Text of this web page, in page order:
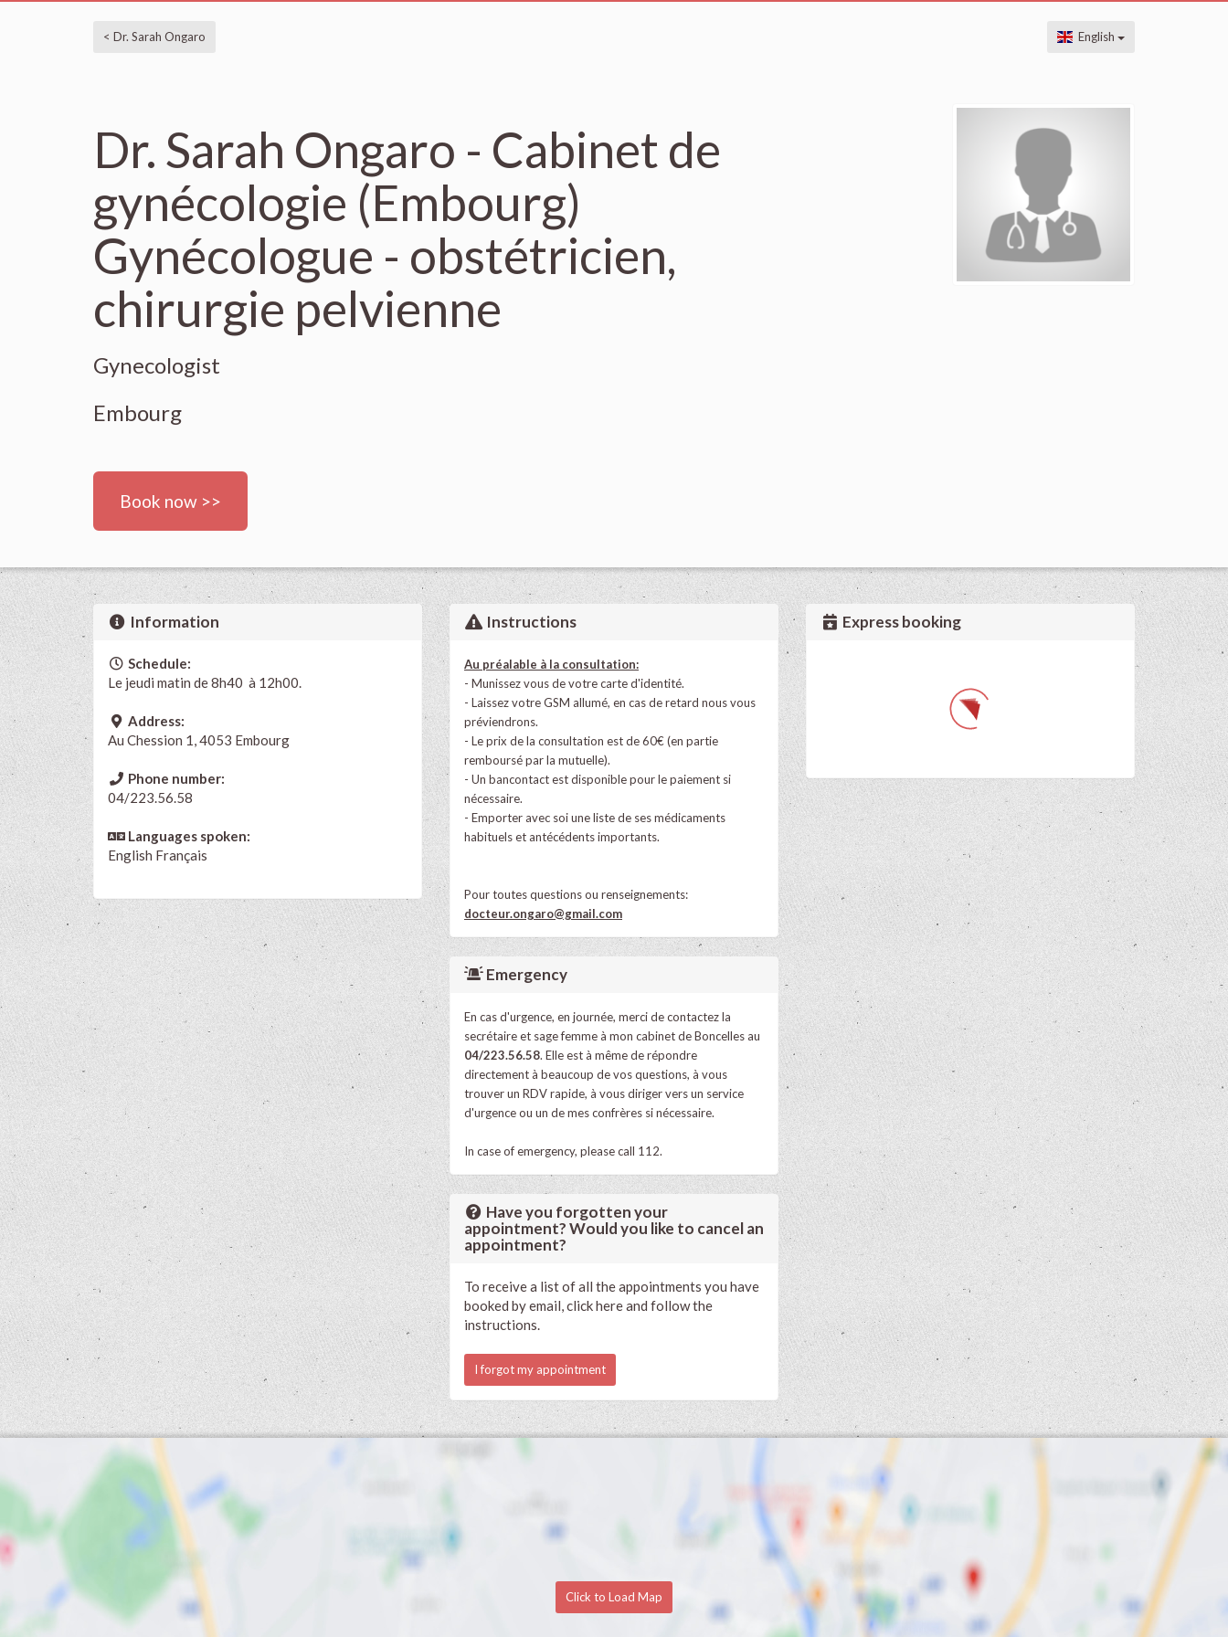
< Dr. Sarah Ongaro English
Dr. Sarah Ongaro - Cabinet de
gynécologie (Embourg)
Gynécologue - obstétricien,
chirurgie pelvienne
Gynecologist
Embourg
Book now >>
Information
Schedule:
Le jeudi matin de 8h40 à 12h00.
Address:
Au Chession 1, 4053 Embourg
Phone number:
04/223.56.58
Languages spoken:
English Français
Instructions
Au préalable à la consultation:
- Munissez vous de votre carte d'identité.
- Laissez votre GSM allumé, en cas de retard nous vous
préviendrons.
- Le prix de la consultation est de 60€ (en partie
remboursé par la mutuelle).
- Un bancontact est disponible pour le paiement si
nécessaire.
- Emporter avec soi une liste de ses médicaments
habituels et antécédents importants.
Pour toutes questions ou renseignements:
docteur.ongaro@gmail.com
Emergency
En cas d'urgence, en journée, merci de contactez la
secrétaire et sage femme à mon cabinet de Boncelles au
04/223.56.58. Elle est à même de répondre
directement à beaucoup de vos questions, à vous
trouver un RDV rapide, à vous diriger vers un service
d'urgence ou un de mes confrères si nécessaire.
In case of emergency, please call 112.
Have you forgotten your
appointment? Would you like to cancel an
appointment?
To receive a list of all the appointments you have
booked by email, click here and follow the
instructions.
I forgot my appointment
Express booking
Click to Load Map